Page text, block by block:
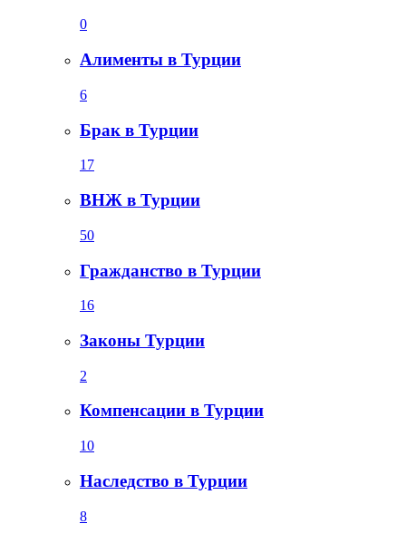
0
Алименты в Турции
6
Брак в Турции
17
ВНЖ в Турции
50
Гражданство в Турции
16
Законы Турции
2
Компенсации в Турции
10
Наследство в Турции
8